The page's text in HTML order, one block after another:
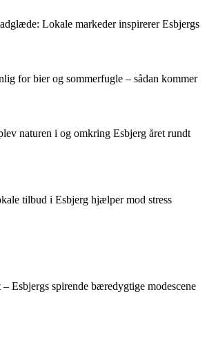
Lokale markeder inspirerer Esbjergs
for bier og sommerfugle – sådan kommer
naturen i og omkring Esbjerg året rundt
tilbud i Esbjerg hjælper mod stress
Esbjergs spirende bæredygtige modescene